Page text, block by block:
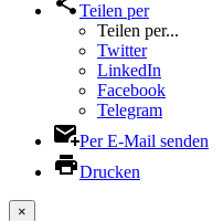
Teilen per
Teilen per...
Twitter
LinkedIn
Facebook
Telegram
Per E-Mail senden
Drucken
×